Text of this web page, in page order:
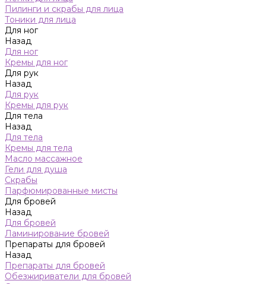
Пилинги и скрабы для лица
Тоники для лица
Для ног
Назад
Для ног
Кремы для ног
Для рук
Назад
Для рук
Кремы для рук
Для тела
Назад
Для тела
Кремы для тела
Масло массажное
Гели для душа
Скрабы
Парфюмированные мисты
Для бровей
Назад
Для бровей
Ламинирование бровей
Препараты для бровей
Назад
Препараты для бровей
Обезжириватели для бровей